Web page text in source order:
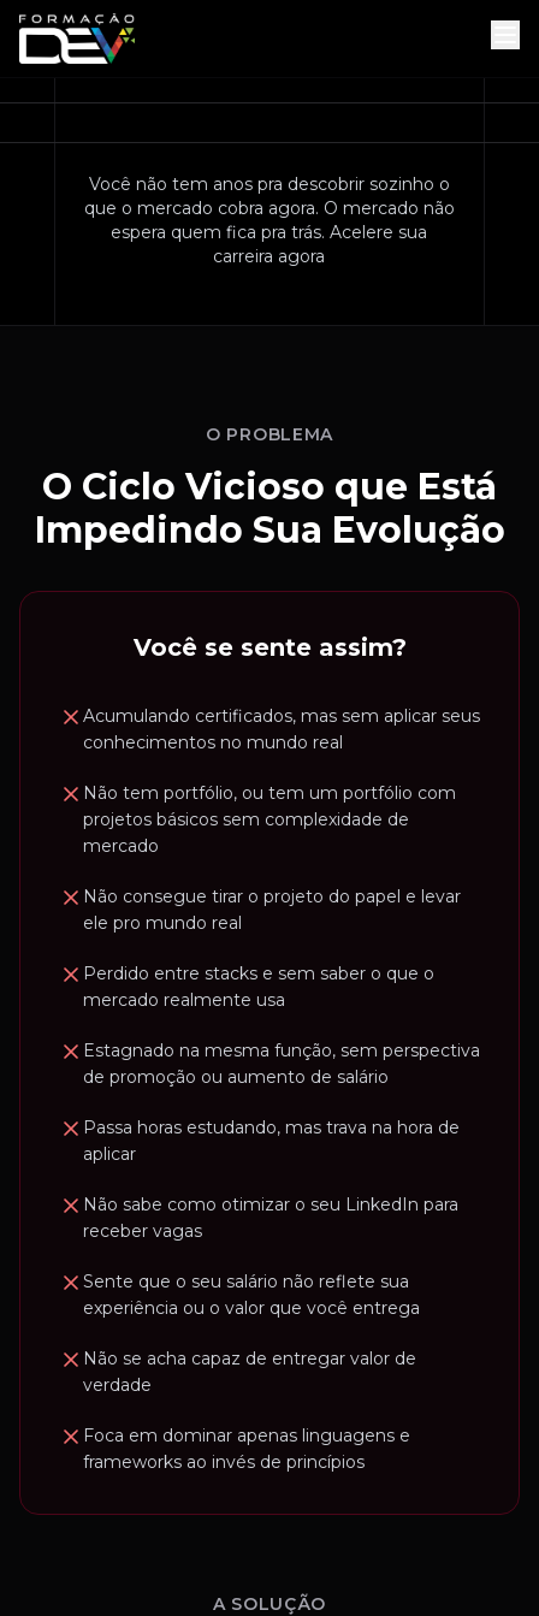
Você não tem anos pra descobrir sozinho o
que o mercado cobra agora. O mercado não
espera quem fica pra trás. Acelere sua
carreira agora
O PROBLEMA
O Ciclo Vicioso que Está
Impedindo Sua Evolução
Você se sente assim?
Acumulando certificados, mas sem aplicar seus
conhecimentos no mundo real
Não tem portfólio, ou tem um portfólio com
projetos básicos sem complexidade de
mercado
Não consegue tirar o projeto do papel e levar
ele pro mundo real
Perdido entre stacks e sem saber o que o
mercado realmente usa
Estagnado na mesma função, sem perspectiva
de promoção ou aumento de salário
Passa horas estudando, mas trava na hora de
aplicar
Não sabe como otimizar o seu LinkedIn para
receber vagas
Sente que o seu salário não reflete sua
experiência ou o valor que você entrega
Não se acha capaz de entregar valor de
verdade
Foca em dominar apenas linguagens e
frameworks ao invés de princípios
A SOLUÇÃO